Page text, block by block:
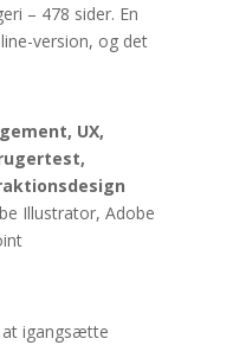
– 478 sider. En
version, og det
UX,
Illustrator, Adobe
at igangsætte